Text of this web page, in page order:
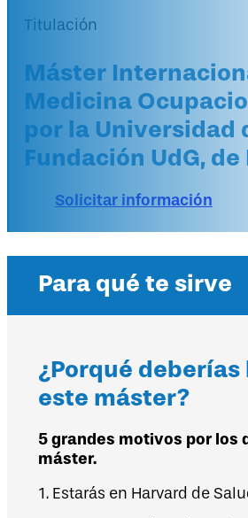
Titulación
Máster
Medicina
por la Universidad
Fundación UdG, de
Solicitar información
Para qué te sirve
¿Porqué deberías
este máster?
5 grandes motivos por los
máster.
1. Estarás en Harvard de